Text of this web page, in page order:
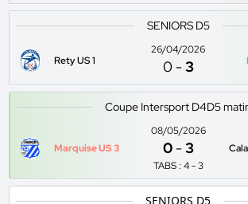
SENIORS D5
Rety US 1
26/04/2026
0 -3
Coupe Intersport D4D5
Marquise US 3
08/05/2026
0 -3
TABS : 4 - 3
SENIORS D5